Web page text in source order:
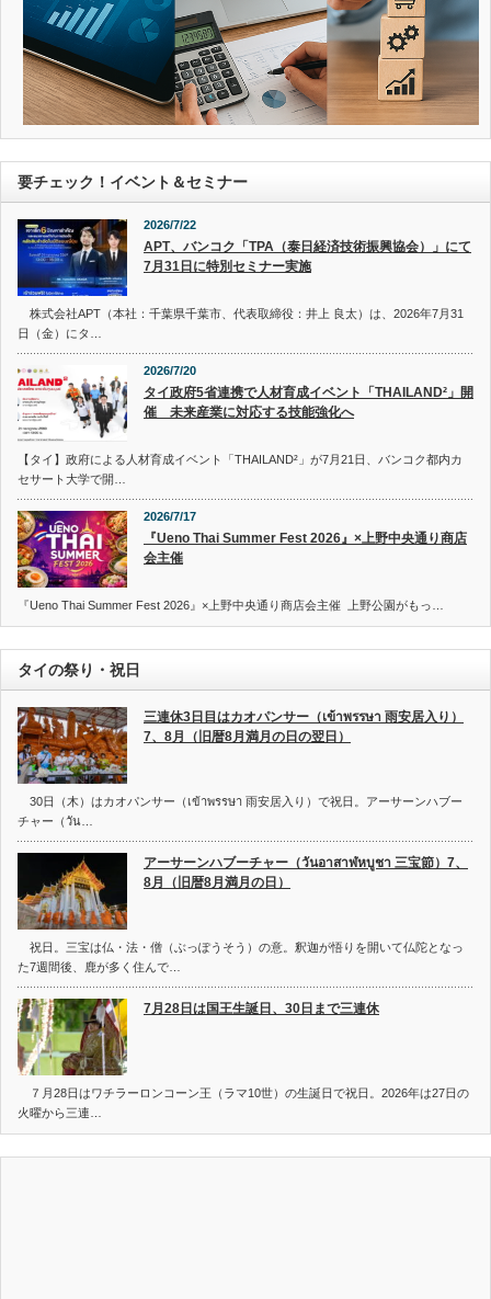
要チェック！イベント＆セミナー
2026/7/22
APT、バンコク「TPA（泰日経済技術振興協会）」にて
7月31日に特別セミナー実施
株式会社APT（本社：千葉県千葉市、代表取締役：井上 良太）は、2026年7月31
日（金）にタ…
2026/7/20
タイ政府5省連携で人材育成イベント「THAILAND²」開
催 未来産業に対応する技能強化へ
【タイ】政府による人材育成イベント「THAILAND²」が7月21日、バンコク都内カ
セサート大学で開…
2026/7/17
『Ueno Thai Summer Fest 2026』×上野中央通り商店
会主催
『Ueno Thai Summer Fest 2026』×上野中央通り商店会主催 上野公園がもっ…
タイの祭り・祝日
三連休3日目はカオパンサー（เข้าพรรษา 雨安居入り）
7、8月（旧暦8月満月の日の翌日）
30日（木）はカオパンサー（เข้าพรรษา 雨安居入り）で祝日。アーサーンハブー
チャー（วัน…
アーサーンハブーチャー（วันอาสาฬหบูชา 三宝節）7、
8月（旧暦8月満月の日）
祝日。三宝は仏・法・僧（ぶっぽうそう）の意。釈迦が悟りを開いて仏陀となっ
た7週間後、鹿が多く住んで…
7月28日は国王生誕日、30日まで三連休
７月28日はワチラーロンコーン王（ラマ10世）の生誕日で祝日。2026年は27日の
火曜から三連…